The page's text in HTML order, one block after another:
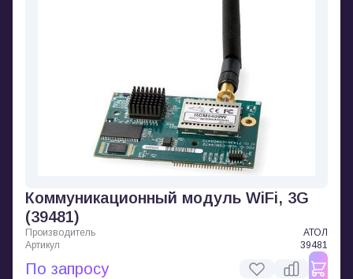
Коммуникационный модуль WiFi, 3G
(39481)
Производитель
АТОЛ
Артикул
39481
По запросу